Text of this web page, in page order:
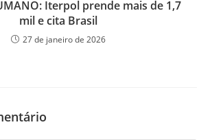
Iterpol prende mais de 1,7
mil e cita Brasil
27 de janeiro de 2026